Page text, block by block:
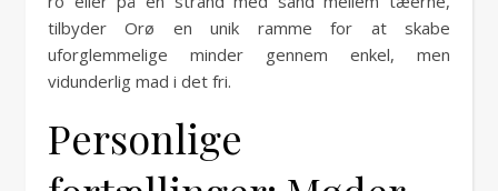
tilbyder Orø en unik ramme for at skabe
uforglemmelige minder gennem enkel, men
vidunderlig mad i det fri.
Personlige